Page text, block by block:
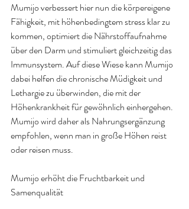
Mumijo verbessert hier nun die körpereigene
Fähigkeit, mit höhenbedingtem stress klar zu
kommen, optimiert die Nährstoffaufnahme
über den Darm und stimuliert gleichzeitig das
Immunsystem. Auf diese Wiese kann Mumijo
dabei helfen die chronische Müdigkeit und
Lethargie zu überwinden, die mit der
Höhenkrankheit für gewöhnlich einhergehen.
Mumijo wird daher als Nahrungsergänzung
empfohlen, wenn man in große Höhen reist
oder reisen muss.
Mumijo erhöht die Fruchtbarkeit und
Samenqualität